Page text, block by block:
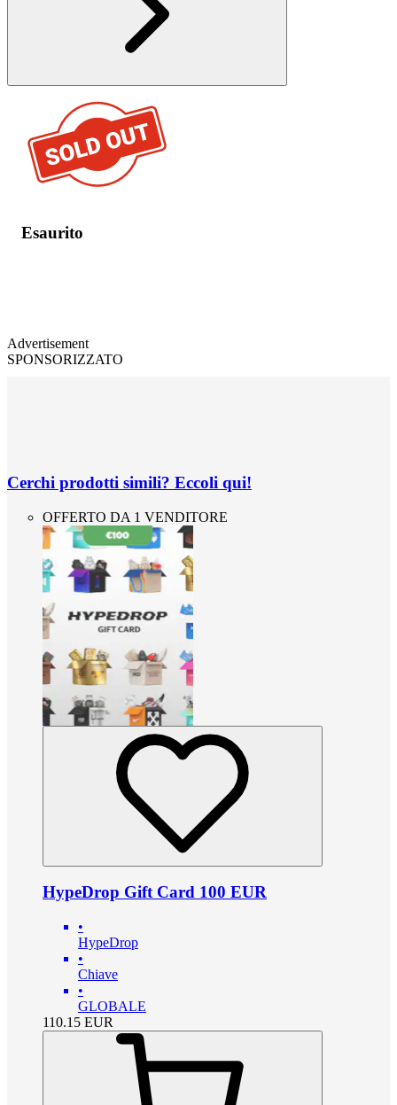
Esaurito
Advertisement
SPONSORIZZATO
Cerchi prodotti simili? Eccoli qui!
OFFERTO DA 1 VENDITORE
HypeDrop Gift Card 100 EUR
•
HypeDrop
•
Chiave
•
GLOBALE
110.15 EUR